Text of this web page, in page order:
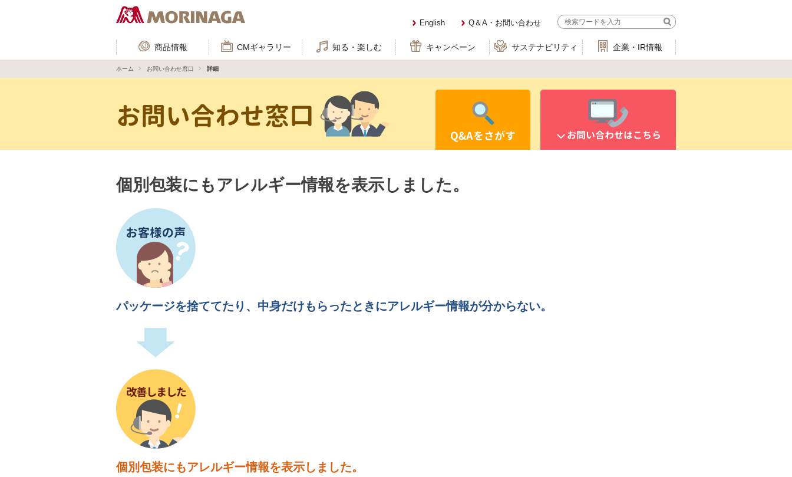
English Q＆A・お問い合わせ
商品情報 CMギャラリー 知る・楽しむ キャンペーン サステナビリティ 企業・IR情報
ホーム お問い合わせ窓口 詳細
お問い合わせ窓口
Q&Aをさがす お問い合わせはこちら
個別包装にもアレルギー情報を表示しました。
パッケージを捨ててたり、中身だけもらったときにアレルギー情報が分からない。
個別包装にもアレルギー情報を表示しました。